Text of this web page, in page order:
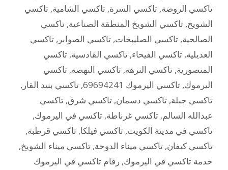
تاكسي الروضة, تاكسي السرة, تاكسي الشامية, تاكسي
الشويخ, تاكسي الشويخ المنطقة الصناعية, تاكسي
الصالحية, تاكسي الصليبخات, تاكسي الصوابر , تاكسي
العديلية, تاكسي الفيحاء, تاكسي القادسية, تاكسي
المنصورية, تاكسي النزهة, تاكسي النهضة, تاكسي
اليرموك, تاكسي اليرموك 69694241 , تاكسي بنيد القار ,
تاكسي جبلة, تاكسي دسمان, تاكسي شرق, تاكسي
عبدالله السالم, تاكسي غرناطة, تاكسي في اليرموك,
تاكسي في مدينة الكويت, تاكسي فيلكا, تاكسي قرطبة,
تاكسي كيفان, تاكسي ميناء الدوحة, تاكسي ميناء الشويخ,
خدمة تاكسي في اليرموك, رقام تاكسي في اليرموك